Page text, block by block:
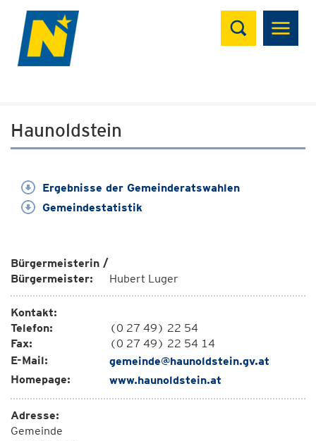
Suchen
Haunoldstein
Ergebnisse der Gemeinderatswahlen
Gemeindestatistik
Bürgermeisterin /
Bürgermeister:
Hubert Luger
Kontakt:
Telefon:
(0 27 49) 22 54
Fax:
(0 27 49) 22 54 14
E-Mail:
gemeinde@haunoldstein.gv.at
Homepage:
www.haunoldstein.at
Adresse:
Gemeinde